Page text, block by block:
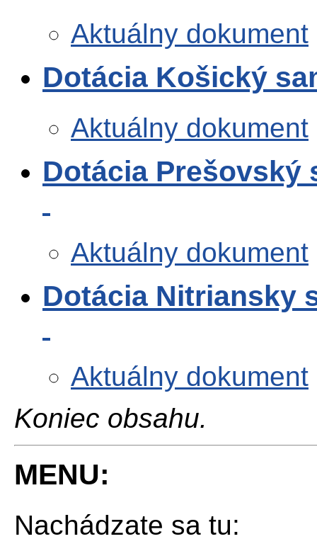
Aktuálny dokument
Dotácia Košický
Aktuálny dokument
Dotácia Prešovský
Aktuálny dokument
Dotácia Nitriansky
Aktuálny dokument
Koniec obsahu.
MENU:
Nachádzate sa tu: